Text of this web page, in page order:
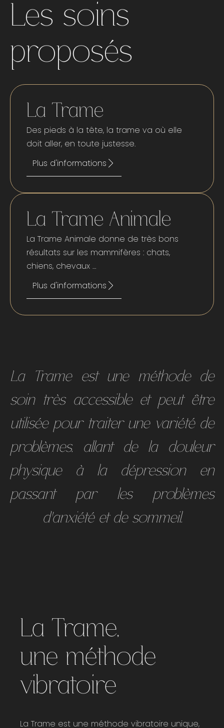
Les soins
proposés
La Trame
Des pieds à la tête, la trame va où elle
doit aller, en toute justesse.
Plus d'informations
La Trame Animale
La Trame Animale donne de très bons
résultats sur les mammifères : chats,
chiens, chevaux …
Plus d'informations
La Trame est une méthode de
soin très accessible et peut être
utilisée pour traiter une variété de
problèmes, allant de la douleur
physique à la dépression en
passant par les problèmes
d'anxiété et de sommeil.
La Trame,
une méthode
vibratoire
La Trame est une méthode vibratoire unique,